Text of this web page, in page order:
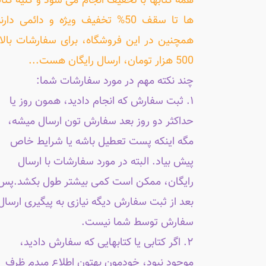
ها تا سقف 50% تخفیف ویژه و دائمی
همچنین در این فروشگاه، برای سفارشات
500 هزار تومان، ارسال رایگان هست...
چند نکته مهم در مورد سفارشات شما:
۱. ثبت سفارش که انجام دادید، همون روز یا
حداکثر دو روز بعد سفارش تون ارسال میشه،
مگه اینکه پست تعطیل باشه یا شرایط خاص
پیش بیاد. البته در مورد سفارشات با ارسال
رایگان، ممکن است کمی بیشتر طول
بعد از ثبت سفارش دیگه نیازی به پیگیری
سفارش توسط شما نیست.
۲. اگر کتابی یا کتابهایی که سفارش دادید،